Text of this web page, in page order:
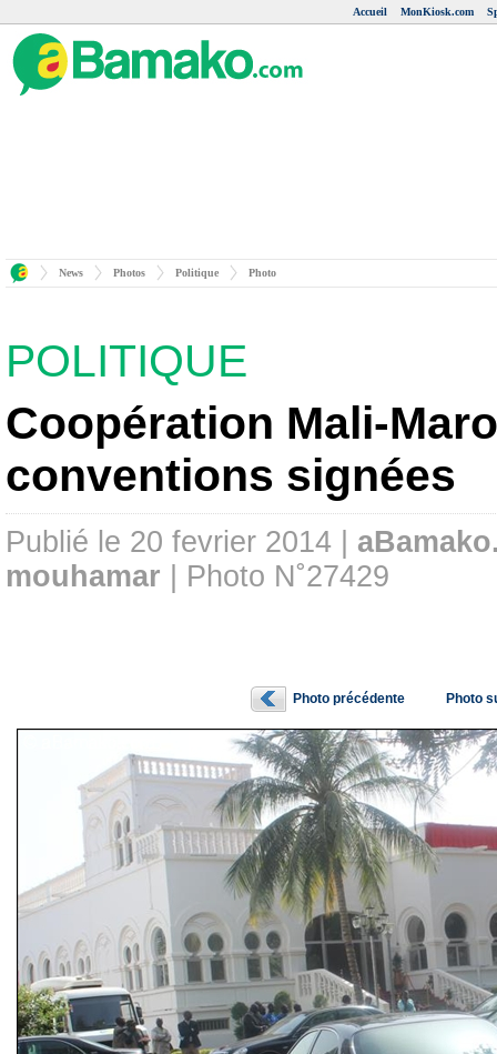
Accueil MonKiosk.com
News Photos Politique Photo
POLITIQUE
Coopération Mali-
conventions signées
Publié le 20 fevrier 2014 |
mouhamar | Photo N˚27429
Photo précédente Photo